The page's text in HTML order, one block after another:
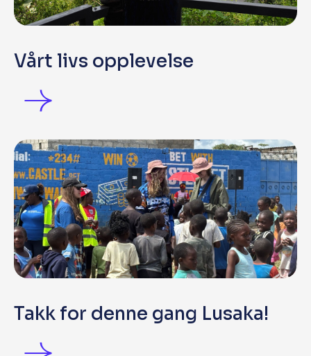
Vårt livs opplevelse
Takk for denne gang Lusaka!